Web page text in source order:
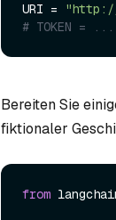
URI =
# TOKEN = ...
Bereiten Sie
fiktionaler
from